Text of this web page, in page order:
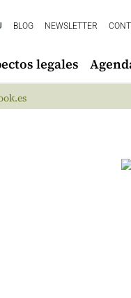
BLOG NEWSLETTER
legales